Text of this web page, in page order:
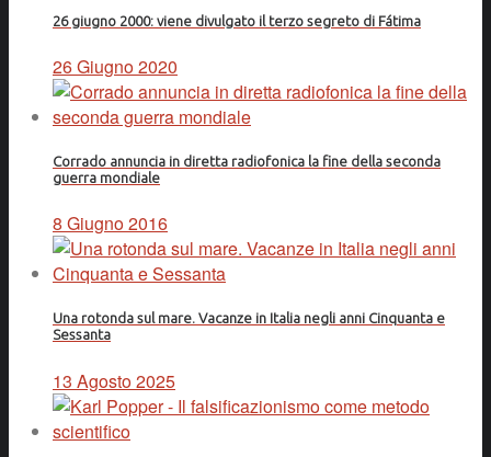
26 giugno 2000: viene divulgato il terzo segreto di Fátima
26 Giugno 2020
Corrado annuncia in diretta radiofonica la fine della seconda
guerra mondiale
8 Giugno 2016
Una rotonda sul mare. Vacanze in Italia negli anni Cinquanta e
Sessanta
13 Agosto 2025